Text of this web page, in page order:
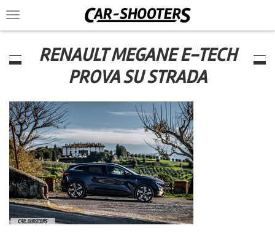
Toggle
navigation
RENAULT MEGANE E-TECH
PROVA SU STRADA